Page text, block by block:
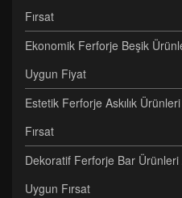
Fırsat
Ekonomik Ferforje Beşik
Uygun Fiyat
Estetik Ferforje Askılık
Fırsat
Dekoratif Ferforje Bar Ürünleri
Uygun Fırsat